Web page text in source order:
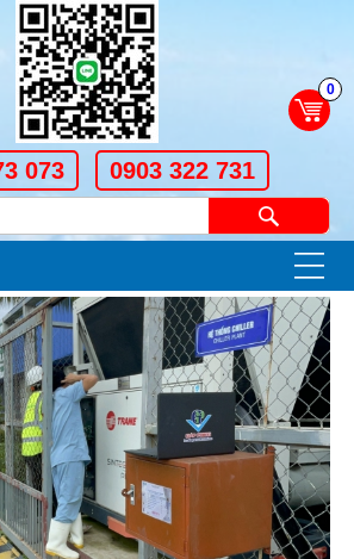
0
073 0903 322 731
—
—
—